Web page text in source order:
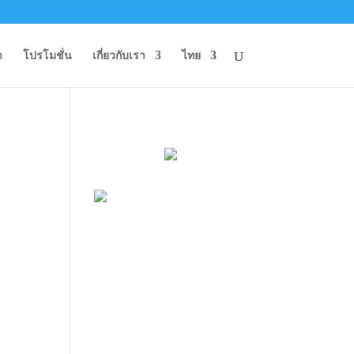
โปรโมชั่น เกี่ยวกับเรา ไทย